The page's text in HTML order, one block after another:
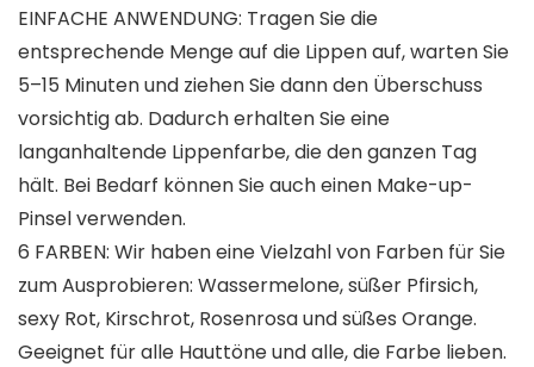
EINFACHE ANWENDUNG: Tragen Sie die
entsprechende Menge auf die Lippen auf, warten Sie
5–15 Minuten und ziehen Sie dann den Überschuss
vorsichtig ab. Dadurch erhalten Sie eine
langanhaltende Lippenfarbe, die den ganzen Tag
hält. Bei Bedarf können Sie auch einen Make-up-
Pinsel verwenden.
6 FARBEN: Wir haben eine Vielzahl von Farben für Sie
zum Ausprobieren: Wassermelone, süßer Pfirsich,
sexy Rot, Kirschrot, Rosenrosa und süßes Orange.
Geeignet für alle Hauttöne und alle, die Farbe lieben.